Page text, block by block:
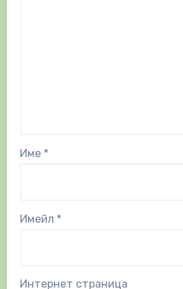
Име *
Имейл *
Интернет страница